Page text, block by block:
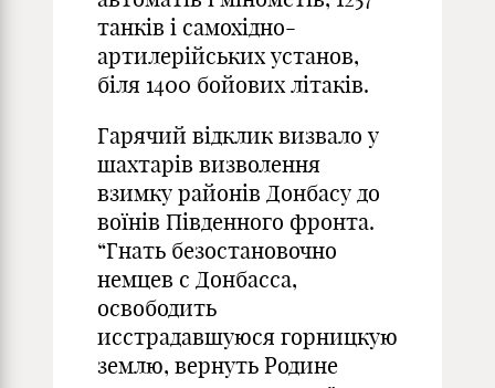
танків і самохідно-
артилерійських установ,
біля 1400 бойових літаків.
Гарячий відклик визвало у
шахтарів визволення
взимку районів Донбасу до
воїнів Південного фронта.
“Гнать безостановочно
немцев с Донбасса,
освободить
исстрадавшуюся горницкую
землю, вернуть Родине